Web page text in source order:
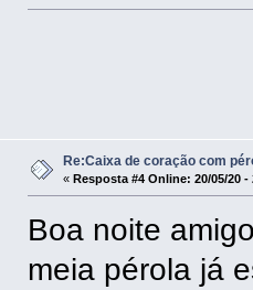
Re:Caixa de coração com
«Resposta #4 Online: 20/05/20 -
Boa noite
meia pérola já